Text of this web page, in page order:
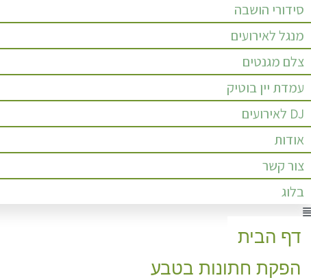
סידורי הושבה
מנגל לאירועים
צלם מגנטים
עמדת יין בוטיק
DJ לאירועים
אודות
צור קשר
בלוג
Menu
דף הבית
הפקת חתונות בטבע